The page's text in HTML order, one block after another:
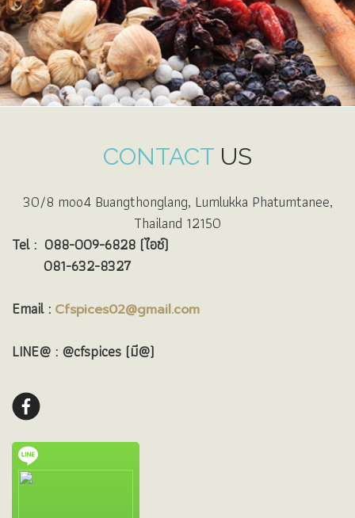
CONTACT US
30/8 moo4 Buangthonglang, Lumlukka Phatumtanee,
Thailand 12150
Tel : 088-009-6828 (ไอซ์)
081-632-8327
Email : Cfspices02@gmail.com
LINE@ : @cfspices (มี@)